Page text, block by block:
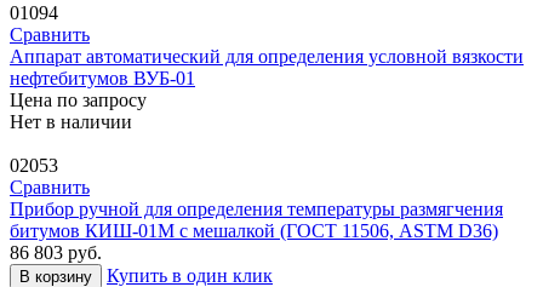
01094
Сравнить
Аппарат автоматический для определения условной вязкости
нефтебитумов ВУБ-01
Цена по запросу
Нет в наличии
02053
Сравнить
Прибор ручной для определения температуры размягчения
битумов КИШ-01М с мешалкой (ГОСТ 11506, ASTM D36)
86 803 руб.
В корзину
Купить в один клик